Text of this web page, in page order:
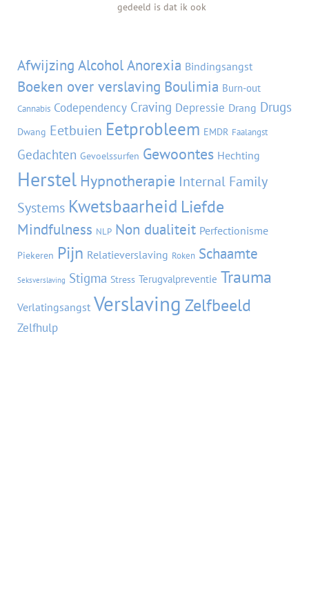
gedeeld is dat ik ook
Afwijzing AlcoholAnorexia Bindingsangst
Boeken over verslaving Boulimia Burn-out
Cannabis Codependency Craving Depressie Drang Drugs
Dwang Eetbuien Eetprobleem EMDR Faalangst
Gedachten Gevoelssurfen Gewoontes Hechting
Herstel Hypnotherapie Internal Family
Systems Kwetsbaarheid Liefde
Mindfulness NLP Non dualiteit Perfectionisme
Piekeren Pijn Relatieverslaving Roken Schaamte
Seksverslaving Stigma Stress Terugvalpreventie Trauma
Verlatingsangst Verslaving Zelfbeeld
Zelfhulp